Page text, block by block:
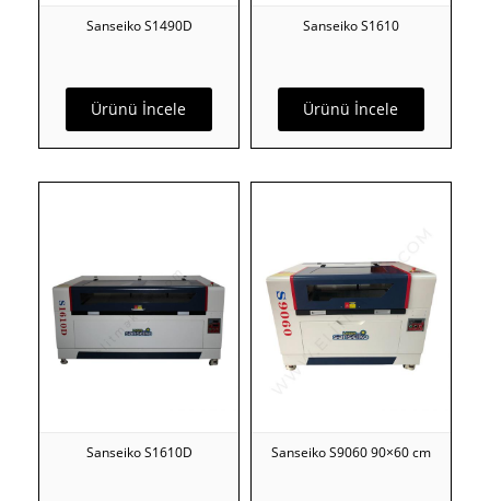
Ürünü İncele
Sanseiko S1490D
Ürünü İncele
Sanseiko S1610
Sanseiko S1610D Sanseiko S9060 90×60 cm